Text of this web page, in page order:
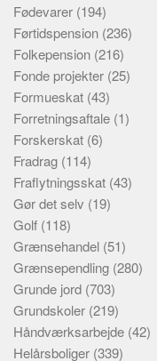
Fødevarer (194)
Førtidspension (236)
Folkepension (216)
Fonde projekter (25)
Formueskat (43)
Forretningsaftale (1)
Forskerskat (6)
Fradrag (114)
Fraflytningsskat (43)
Gør det selv (19)
Golf (118)
Grænsehandel (51)
Grænsependling (280)
Grunde jord (703)
Grundskoler (219)
Håndværksarbejde (42)
Helårsboliger (339)